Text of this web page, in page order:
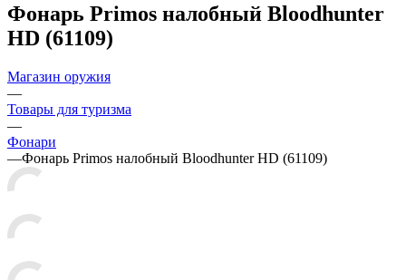
Фонарь Primos налобный Bloodhunter
HD (61109)
Магазин оружия
—
Товары для туризма
—
Фонари
—Фонарь Primos налобный Bloodhunter HD (61109)